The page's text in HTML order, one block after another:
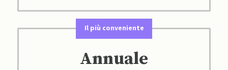
Il più conveniente
Annuale